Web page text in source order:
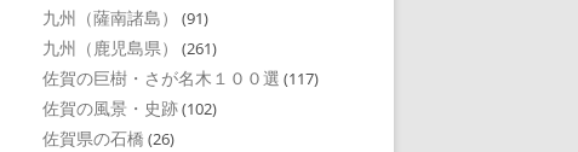
九州（薩南諸島） (91)
九州（鹿児島県） (261)
佐賀の巨樹・さが名木１００選 (117)
佐賀の風景・史跡(102)
佐賀県の石橋 (26)